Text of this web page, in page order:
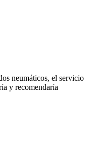
neumáticos, el servicio
y recomendaría